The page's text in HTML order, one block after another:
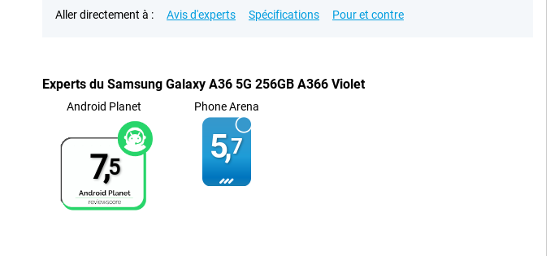
Aller directement à : Avis d'experts Spécifications Pour et contre
Experts du Samsung Galaxy A36 5G 256GB A366 Violet
Android Planet
7,5
Phone Arena
5,7